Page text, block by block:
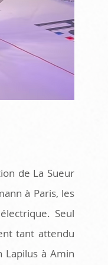
de La Sueur
à Paris, les
Seul
tant attendu
à Amin